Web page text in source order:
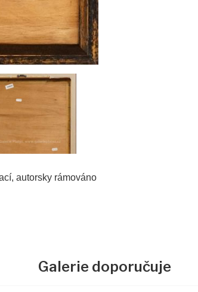
autorsky rámováno
Galerie doporučuje